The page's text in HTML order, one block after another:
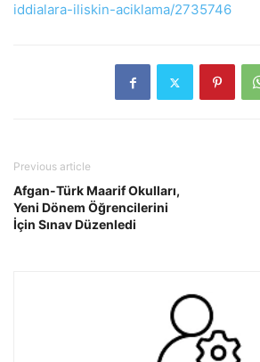
iddialara-iliskin-aciklama/2735746
Previous article
Afgan-Türk Maarif Okulları,
Yeni Dönem Öğrencilerini
İçin Sınav Düzenledi